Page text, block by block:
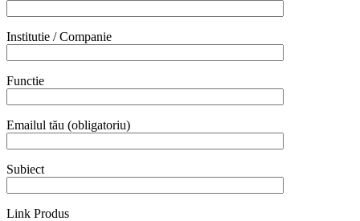
Institutie / Companie
Functie
Emailul tău (obligatoriu)
Subiect
Link Produs